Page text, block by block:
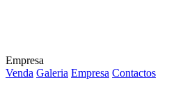
Empresa
Venda Galeria Empresa Contactos